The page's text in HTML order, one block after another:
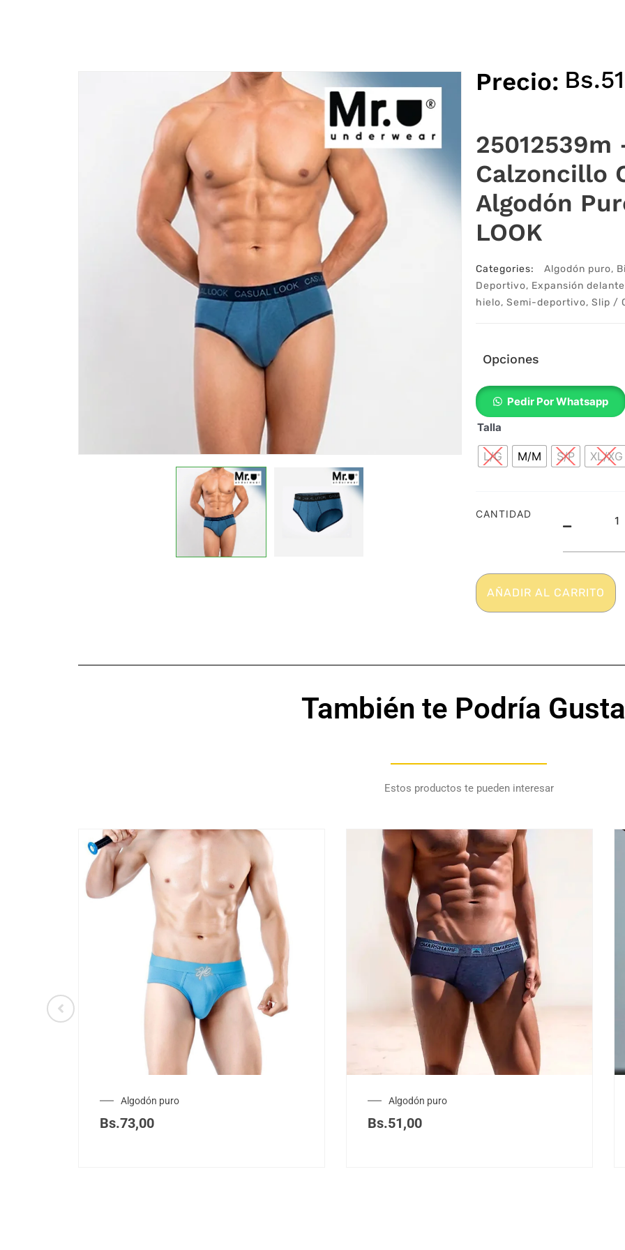
Precio: Bs.
Calzoncillo
Algodón
LOOK
Categories: Algodón puro,
Deportivo, Expansión
hielo, Semi-deportivo, Slip /
Opciones
Pedir Por Whatsapp
Talla
L/G M/M S/P XL/XG
CANTIDAD
-
tipo
brief
puro
-
AÑADIR AL CARRITO
También te Podría
Estos productos te pueden interesar
Algodón puro
Bs.73,00
Algodón puro
Bs.51,00